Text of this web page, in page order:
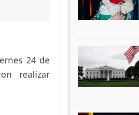
24 de
realizar